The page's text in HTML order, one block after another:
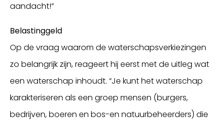
aandacht!”
Belastinggeld
Op de vraag waarom de waterschapsverkiezingen
zo belangrijk zijn, reageert hij eerst met de uitleg wat
een waterschap inhoudt. “Je kunt het waterschap
karakteriseren als een groep mensen (burgers,
bedrijven, boeren en bos-en natuurbeheerders) die